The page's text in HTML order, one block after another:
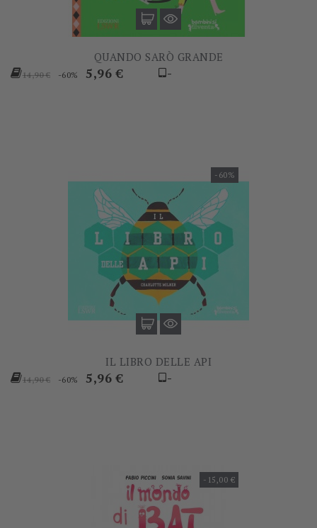
QUANDO SARÒ GRANDE
Prezzo
14,90 € -60% Prezzo
5,96 € -
-60%
IL LIBRO DELLE API
Prezzo
14,90 € -60% Prezzo
5,96 € -
-15,00 €